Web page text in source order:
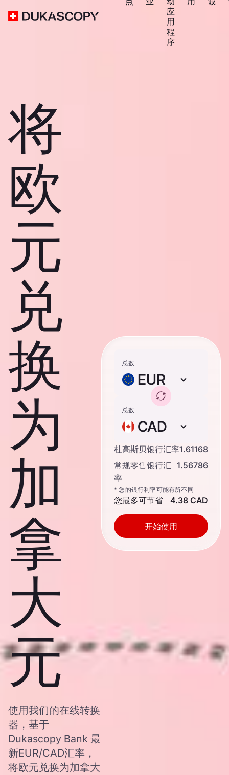
应
用
程
序
将
欧
元
兑
换
为
加
拿
大
元
使用我们的在线转换
器，基于
Dukascopy Bank 最
新EUR/CAD汇率，
将欧元兑换为加拿大
总数
EUR
总数
CAD
杜高斯贝银行汇率1.61168
常规零售银行汇
率
1.56786
* 您的银行利率可能有所不同
您最多可节省 4.38 CAD
开始使用